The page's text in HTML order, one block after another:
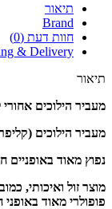
תיאור
Brand
חוות דעת (0)
& Delivery
תיאור
מעביר הילוכים אחורי
מעביר הילוכים (קליפר) המתאים
נפוץ מאוד באופניים
מוצר זול ואיכותי,
פופולרי מאוד